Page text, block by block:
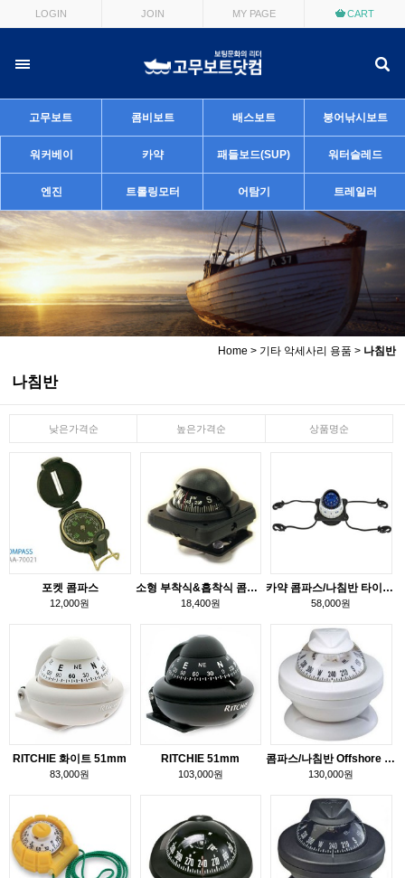
LOGIN JOIN MY PAGE CART
고무보트 콤비보트 배스보트 붕어낚시보트
워커베이 카약 패들보드(SUP) 워터슬레드
엔진 트롤링모터 어탐기 트레일러
Home > 기타 악세사리 용품 > 나침반
나침반
낮은가격순 높은가격순 상품명순
포켓 콤파스
12,000원
소형 부착식&흡착식 콤파스
18,400원
카약 콤파스/나침반 타이다운
58,000원
RITCHIE 화이트 51mm
83,000원
RITCHIE 51mm
103,000원
콤파스/나침반 Offshore 55
130,000원